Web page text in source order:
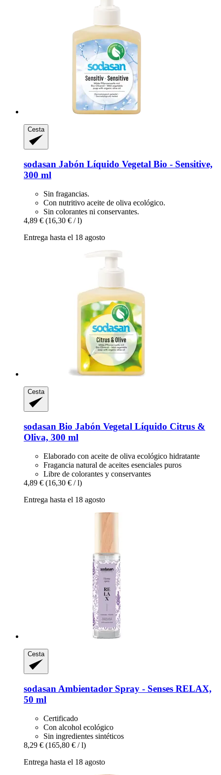
Cesta
sodasan Jabón Líquido Vegetal Bio -​ Sensitive,
300 ml
Sin fragancias.
Con nutritivo aceite de oliva ecológico.
Sin colorantes ni conservantes.
4,89 € (16,30 € / l)
Entrega hasta el 18 agosto
Cesta
sodasan Bio Jabón Vegetal Líquido Citrus &
Oliva, 300 ml
Elaborado con aceite de oliva ecológico hidratante
Fragancia natural de aceites esenciales puros
Libre de colorantes y conservantes
4,89 € (16,30 € / l)
Entrega hasta el 18 agosto
Cesta
sodasan Ambientador Spray -​ Senses RELAX,
50 ml
Certificado
Con alcohol ecológico
Sin ingredientes sintéticos
8,29 € (165,80 € / l)
Entrega hasta el 18 agosto